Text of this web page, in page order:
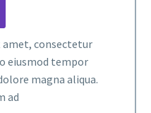
consectetur
eiusmod tempor
magna aliqua.
ad